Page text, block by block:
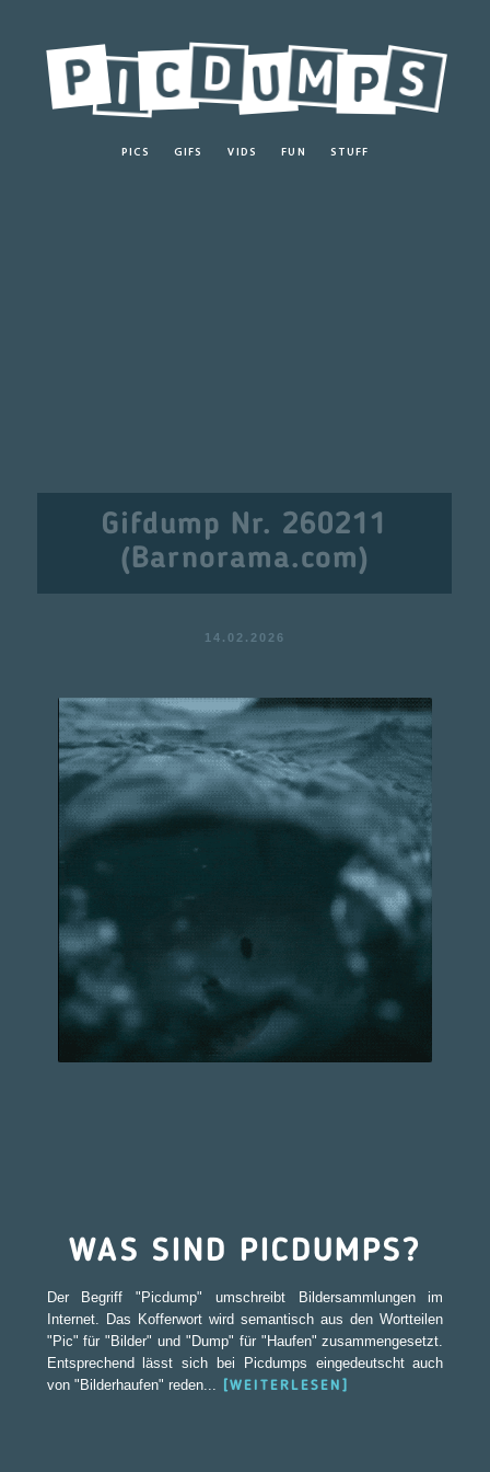
PICS GIFS VIDS FUN STUFF
Gifdump Nr. 260211
(Barnorama.com)
14.02.2026
WAS SIND PICDUMPS?
Der Begriff "Picdump" umschreibt Bildersammlungen im
Internet. Das Kofferwort wird semantisch aus den Wortteilen
"Pic" für "Bilder" und "Dump" für "Haufen" zusammengesetzt.
Entsprechend lässt sich bei Picdumps eingedeutscht auch
von "Bilderhaufen" reden...
[WEITERLESEN]